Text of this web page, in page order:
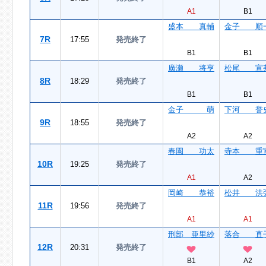
A1 B1
7R 17:55 発売終了
盛本 真輔
B1
金子 順
B1
8R 18:29 発売終了
廣瀬 将亨
B1
松尾 宣
B1
9R 18:55 発売終了
金子 萌
A2
下河 誉
A2
10R 19:25 発売終了
春園 功太
A1
寺本 重
A2
11R 19:56 発売終了
岡崎 恭裕
A1
松井 洪
A1
12R 20:31 発売終了
刑部 亜里紗
B1
落合 直
A2